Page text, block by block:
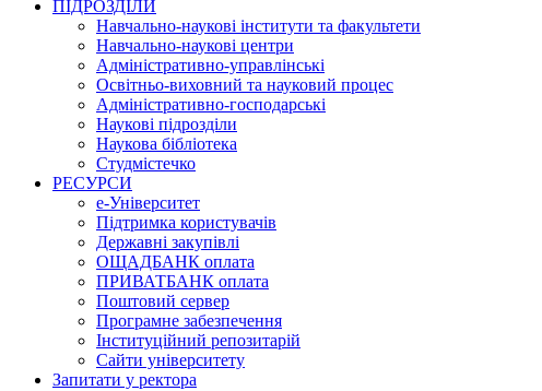
ПІДРОЗДІЛИ
Навчально-наукові інститути та факультети
Навчально-наукові центри
Адміністративно-управлінські
Освітньо-виховний та науковий процес
Адміністративно-господарські
Наукові підрозділи
Наукова бібліотека
Студмістечко
РЕСУРСИ
е-Університет
Підтримка користувачів
Державні закупівлі
ОЩАДБАНК оплата
ПРИВАТБАНК оплата
Поштовий сервер
Програмне забезпечення
Інституційний репозитарій
Сайти університету
Запитати у ректора